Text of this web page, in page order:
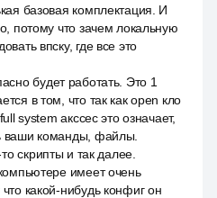
базовая комплектация. И
потому что зачем локальную
впску, где все это
будет работать. Это 1
в том, что так как open кло
system акссес это означает,
ваши команды, файлы.
скрипты и так далее.
имеет очень
какой-нибудь конфиг он